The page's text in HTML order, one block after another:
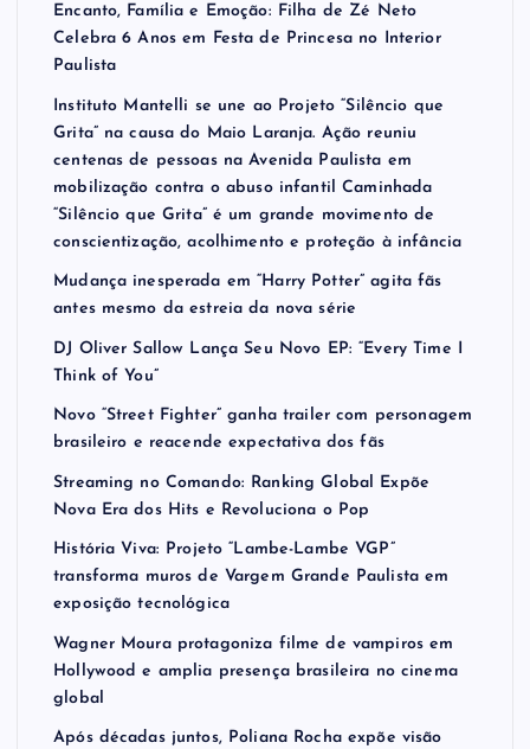
Encanto, Família e Emoção: Filha de Zé Neto
Celebra 6 Anos em Festa de Princesa no Interior
Paulista
Instituto Mantelli se une ao Projeto “Silêncio que
Grita” na causa do Maio Laranja. Ação reuniu
centenas de pessoas na Avenida Paulista em
mobilização contra o abuso infantil Caminhada
“Silêncio que Grita” é um grande movimento de
conscientização, acolhimento e proteção à infância
Mudança inesperada em “Harry Potter” agita fãs
antes mesmo da estreia da nova série
DJ Oliver Sallow Lança Seu Novo EP: “Every Time I
Think of You”
Novo “Street Fighter” ganha trailer com personagem
brasileiro e reacende expectativa dos fãs
Streaming no Comando: Ranking Global Expõe
Nova Era dos Hits e Revoluciona o Pop
História Viva: Projeto “Lambe-Lambe VGP”
transforma muros de Vargem Grande Paulista em
exposição tecnológica
Wagner Moura protagoniza filme de vampiros em
Hollywood e amplia presença brasileira no cinema
global
Após décadas juntos, Poliana Rocha expõe visão